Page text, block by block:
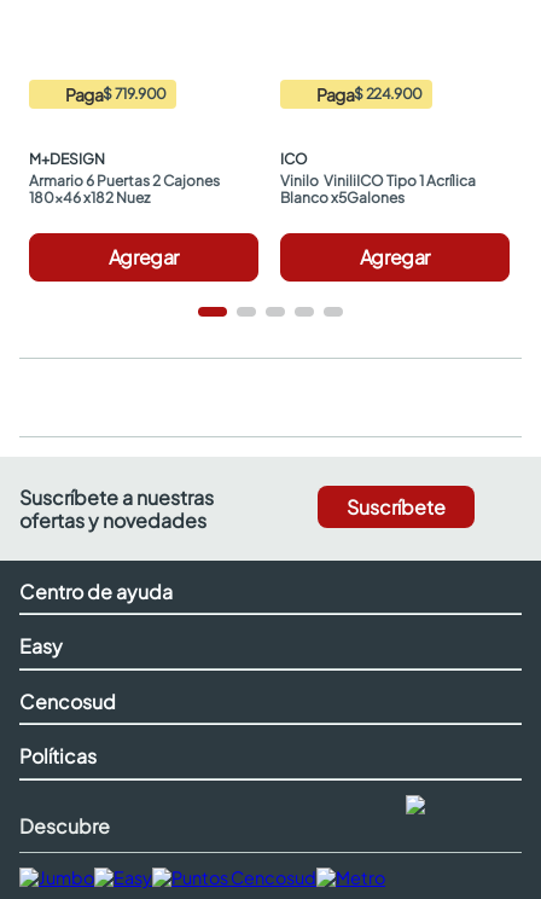
Paga$ 719.900
M+DESIGN
Armario 6 Puertas 2 Cajones
180x46 x182 Nuez
Agregar
Paga$ 224.900
ICO
Vinilo  ViniliICO Tipo 1 Acrílica
Blanco x5Galones
Agregar
Suscríbete a nuestras
ofertas y novedades
Suscríbete
Centro de ayuda
Easy
Cencosud
Políticas
Descubre